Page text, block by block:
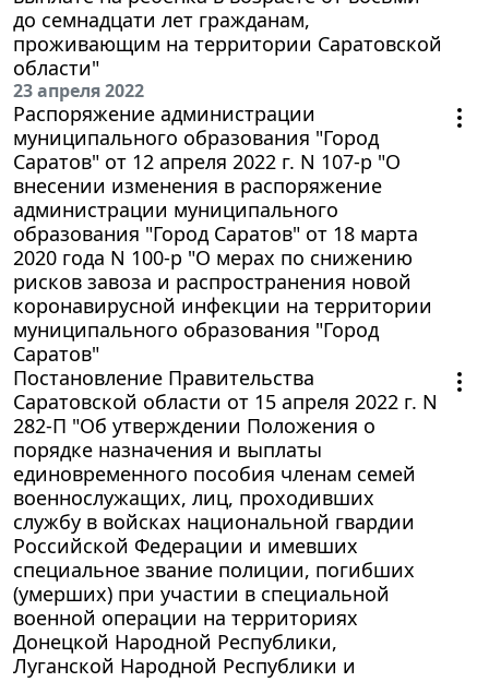
до семнадцати лет гражданам,
проживающим на территории Саратовской
области"
23 апреля 2022
Распоряжение администрации
муниципального образования "Город
Саратов" от 12 апреля 2022 г. N 107-р "О
внесении изменения в распоряжение
администрации муниципального
образования "Город Саратов" от 18 марта
2020 года N 100-р "О мерах по снижению
рисков завоза и распространения новой
коронавирусной инфекции на территории
муниципального образования "Город
Саратов"
Постановление Правительства
Саратовской области от 15 апреля 2022 г. N
282-П "Об утверждении Положения о
порядке назначения и выплаты
единовременного пособия членам семей
военнослужащих, лиц, проходивших
службу в войсках национальной гвардии
Российской Федерации и имевших
специальное звание полиции, погибших
(умерших) при участии в специальной
военной операции на территориях
Донецкой Народной Республики,
Луганской Народной Республики и